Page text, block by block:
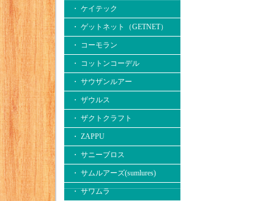
・ ケイテック
・ ゲットネット（GETNET）
・ コーモラン
・ コットンコーデル
・ サウザンルアー
・ ザウルス
・ ザクトクラフト
・ ZAPPU
・ サニーブロス
・ サムルアーズ(sumlures)
・ サワムラ